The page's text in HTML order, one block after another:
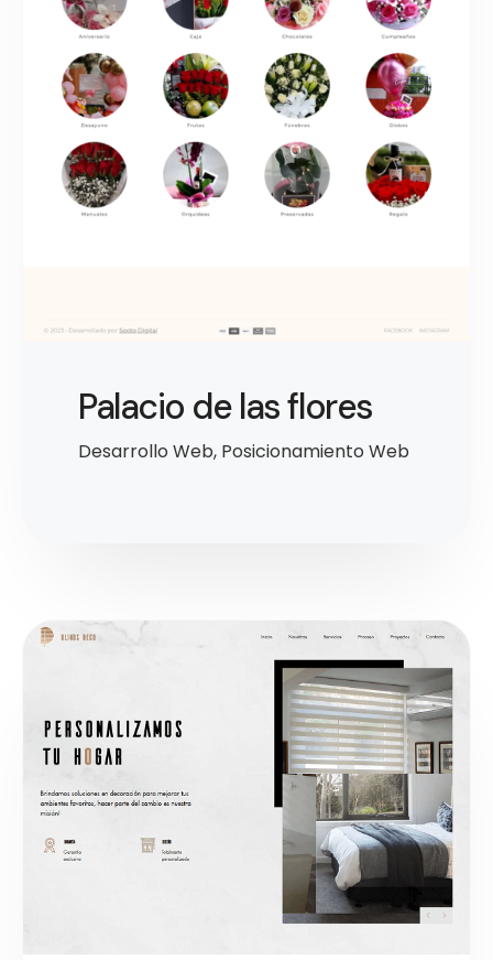
Palacio de las flores
Desarrollo Web, Posicionamiento Web